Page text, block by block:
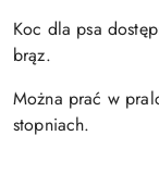
Koc dla psa
brąz.
Można prać w
stopniach.